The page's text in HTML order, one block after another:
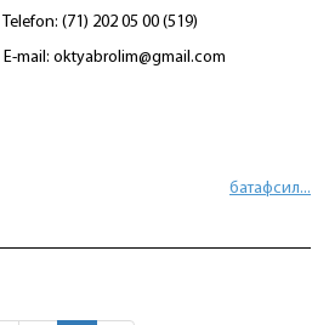
Telefon: (71) 202 05 00 (519)
E-mail: oktyabrolim@gmail.com
батафсил...